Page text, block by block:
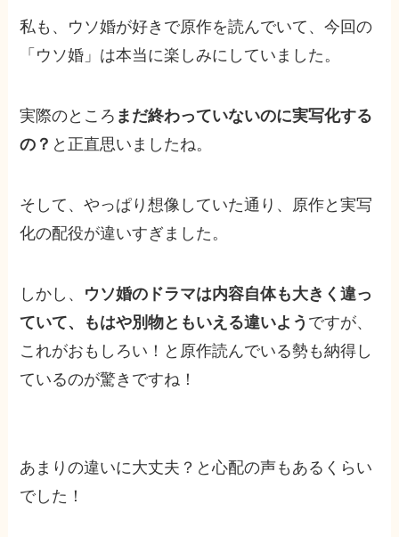
私も、ウソ婚が好きで原作を読んでいて、今回の
「ウソ婚」は本当に楽しみにしていました。
実際のところ まだ終わっていないのに実写化する
の？ と正直思いましたね。
そして、やっぱり想像していた通り、原作と実写
化の配役が違いすぎました。
しかし、 ウソ婚のドラマは内容自体も大きく違っ
ていて、もはや別物ともいえる違いよう ですが、
これがおもしろい！と原作読んでいる勢も納得し
ているのが驚きですね！
あまりの違いに大丈夫？と心配の声もあるくらい
でした！